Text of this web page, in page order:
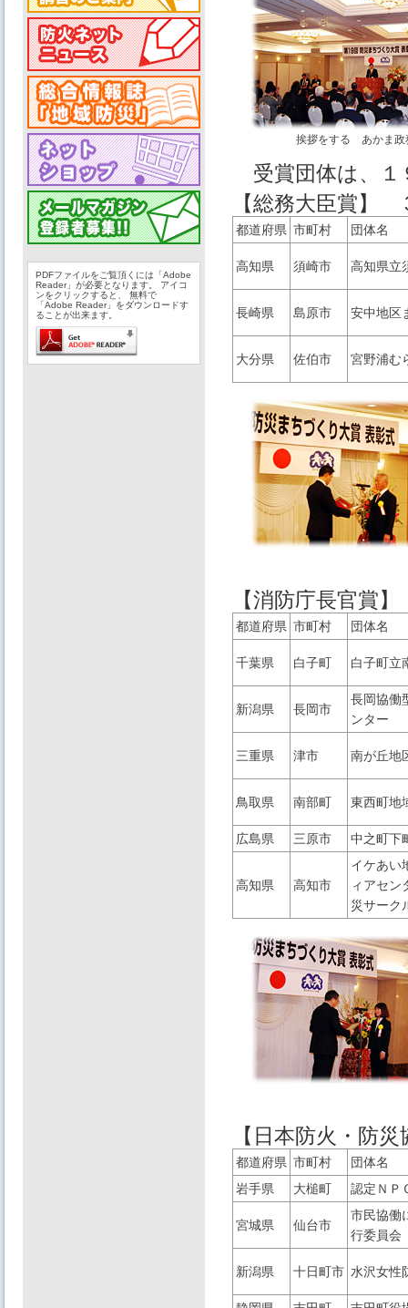
PDFファイルをご覧頂くには「Adobe
Reader」が必要となります。 アイコ
ンをクリックすると、 無料で
「Adobe Reader」をダウンロードす
ることが出来ます。
挨拶をする あかま政
受賞団体は、１
【総務大臣賞】
都道府県 市町村 団体名
高知県 須崎市 高知県立
長崎県 島原市 安中地区
大分県 佐伯市 宮野浦む
【消防庁長官賞
都道府県 市町村 団体名
千葉県 白子町 白子町立
新潟県 長岡市
長岡協働
ンター
三重県 津市 南が丘地
鳥取県 南部町 東西町地
広島県 三原市 中之町下
高知県 高知市
イケあい
ィアセン
災サーク
【日本防火・防
都道府県 市町村
団体名
岩手県
大槌町 認定ＮＰ
宮城県 仙台市
市民協働
行委員会
新潟県 十日町市 水沢女性